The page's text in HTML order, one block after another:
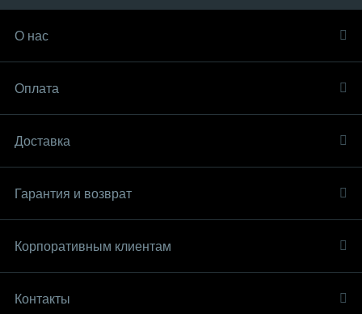
О нас
Оплата
Доставка
Гарантия и возврат
Корпоративным клиентам
Контакты